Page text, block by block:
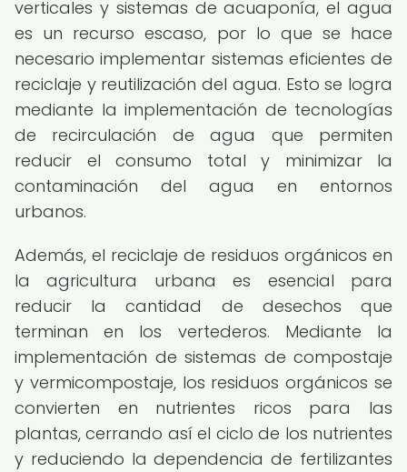
verticales y sistemas de acuaponía, el agua
es un recurso escaso, por lo que se hace
necesario implementar sistemas eficientes de
reciclaje y reutilización del agua. Esto se logra
mediante la implementación de tecnologías
de recirculación de agua que permiten
reducir el consumo total y minimizar la
contaminación del agua en entornos
urbanos.
Además, el reciclaje de residuos orgánicos en
la agricultura urbana es esencial para
reducir la cantidad de desechos que
terminan en los vertederos. Mediante la
implementación de sistemas de compostaje
y vermicompostaje, los residuos orgánicos se
convierten en nutrientes ricos para las
plantas, cerrando así el ciclo de los nutrientes
y reduciendo la dependencia de fertilizantes